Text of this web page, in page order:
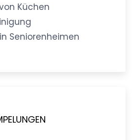
Küchen
Seniorenheimen